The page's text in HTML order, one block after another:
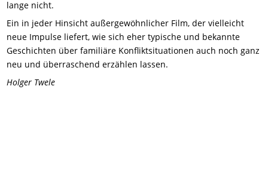
lange nicht.
Ein in jeder Hinsicht außergewöhnlicher Film, der vielleicht
neue Impulse liefert, wie sich eher typische und bekannte
Geschichten über familiäre Konfliktsituationen auch noch ganz
neu und überraschend erzählen lassen.
Holger Twele